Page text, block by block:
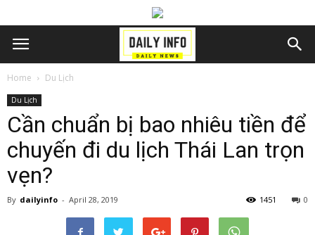
Home Du Lịch
Du Lịch
Cần chuẩn bị bao nhiêu tiền để
chuyến đi du lịch Thái Lan trọn
vẹn?
By dailyinfo - April 28, 2019 0
1451